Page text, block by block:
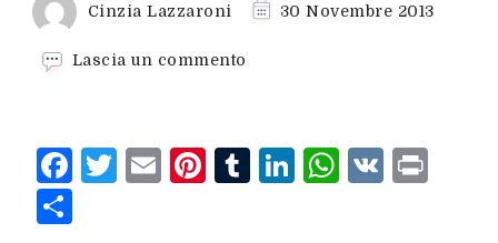
Cinzia Lazzaroni 30 Novembre 2013
Lascia un commento
Facebook
Twitter
EmailPinterest
Tumblr
LinkedIn
VK